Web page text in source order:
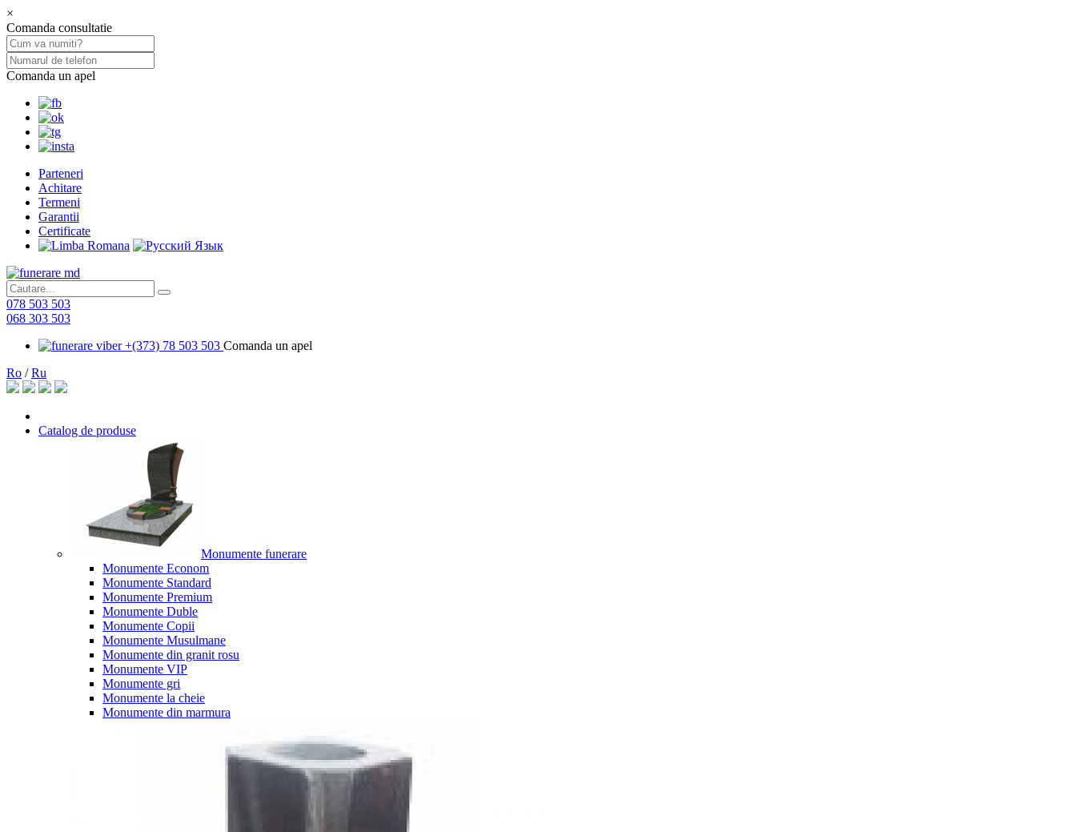
×
Comanda consultatie
Comanda un apel
Parteneri
Achitare
Termeni
Garantii
Certificate
078 503 503
068 303 503
+(373) 78 503 503 Comanda un apel
Ro /Ru
Catalog de produse
Monumente funerare
Monumente Econom
Monumente Standard
Monumente Premium
Monumente Duble
Monumente Copii
Monumente Musulmane
Monumente din granit rosu
Monumente VIP
Monumente gri
Monumente la cheie
Monumente din marmura